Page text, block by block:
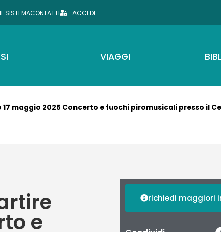
IL SISTEMACONTATTI ACCEDI
VIAGGI
maggio 2025 Concerto e fuochi piromusicali presso il
e
richiedi maggiori